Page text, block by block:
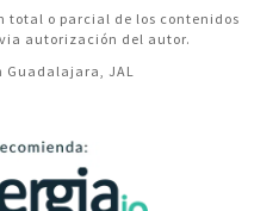
total o parcial de los contenidos
autorización del autor.
Guadalajara, JAL